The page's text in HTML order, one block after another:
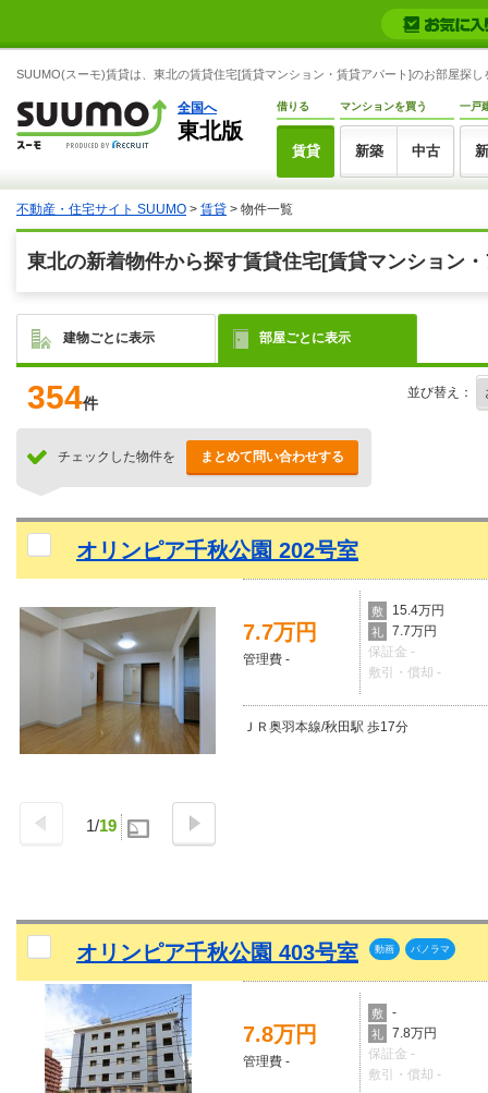
SUUMO(スーモ)賃貸は、東北の賃貸住宅[賃貸マンション・賃貸アパート]のお部屋探
全国へ
東北版
借りる
賃貸
マンションを買う
新築 中古
一戸
不動産・住宅サイト SUUMO > 賃貸 > 物件一覧
東北の新着物件から探す賃貸住宅[賃貸マンション
建物ごとに表示 部屋ごとに表示
354件
並び替え：
チェックした物件を まとめて問い合わせする
オリンピア千秋公園 202号室
1/19
7.7万円
管理費 -
敷 15.4万円
礼
7.7万円
保証金 -
敷引・償却 -
ＪＲ奥羽本線/秋田駅 歩17分
オリンピア千秋公園 403号室 動画 パノラマ
7.8万円
管理費 -
敷 -
礼
7.8万円
保証金 -
敷引・償却 -